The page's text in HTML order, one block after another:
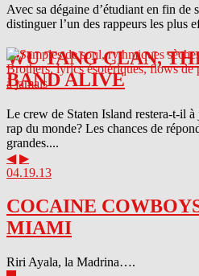
Avec sa dégaine d’étudiant en fin de
distinguer l’un des rappeurs les plus
WU TANG CLAN,
BAND ALIVE
Le crew de Staten Island restera-t-il
rap du monde? Les chances de
grandes....
◀ ▶
04.19.13
COCAINE
MIAMI
Riri Ayala, la Madrina….